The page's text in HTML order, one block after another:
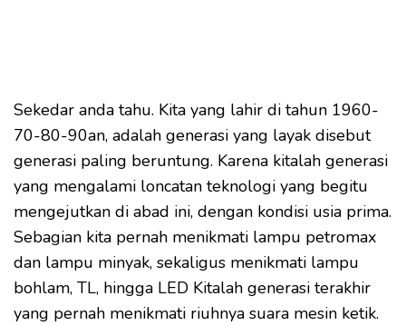
Sekedar anda tahu. Kita yang lahir di tahun 1960-
70-80-90an, adalah generasi yang layak disebut
generasi paling beruntung. Karena kitalah generasi
yang mengalami loncatan teknologi yang begitu
mengejutkan di abad ini, dengan kondisi usia prima.
Sebagian kita pernah menikmati lampu petromax
dan lampu minyak, sekaligus menikmati lampu
bohlam, TL, hingga LED Kitalah generasi terakhir
yang pernah menikmati riuhnya suara mesin ketik.